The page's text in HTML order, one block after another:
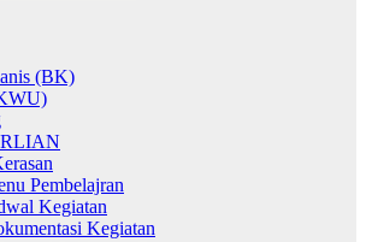
(BK)
Pembelajran
Kegiatan
Kegiatan